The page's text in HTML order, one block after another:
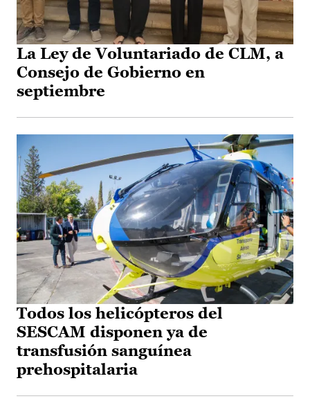
La Ley de Voluntariado de CLM, a
Consejo de Gobierno en
septiembre
Todos los helicópteros del
SESCAM disponen ya de
transfusión sanguínea
prehospitalaria